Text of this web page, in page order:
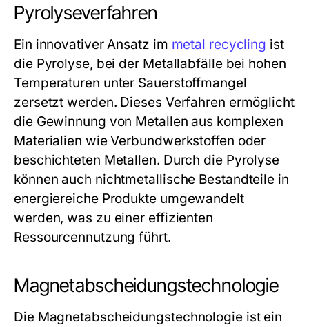
Pyrolyseverfahren
Ein innovativer Ansatz im metal recycling ist
die Pyrolyse, bei der Metallabfälle bei hohen
Temperaturen unter Sauerstoffmangel
zersetzt werden. Dieses Verfahren ermöglicht
die Gewinnung von Metallen aus komplexen
Materialien wie Verbundwerkstoffen oder
beschichteten Metallen. Durch die Pyrolyse
können auch nichtmetallische Bestandteile in
energiereiche Produkte umgewandelt
werden, was zu einer effizienten
Ressourcennutzung führt.
Magnetabscheidungstechnologie
Die Magnetabscheidungstechnologie ist ein